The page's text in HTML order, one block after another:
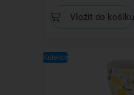
Vložit do košíku
Kolekce